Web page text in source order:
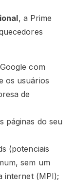
, a Prime
com
os usuários
de
páginas do seu
(potenciais
sem um
internet (MPI);